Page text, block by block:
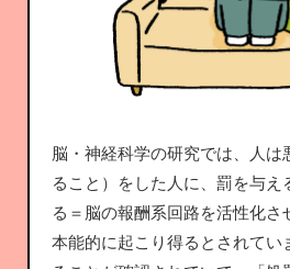
脳・神経科学の研究では、人は
ること）をした人に、罰を与え
る＝脳の報酬系回路を活性化さ
本能的に起こり得るとされてい